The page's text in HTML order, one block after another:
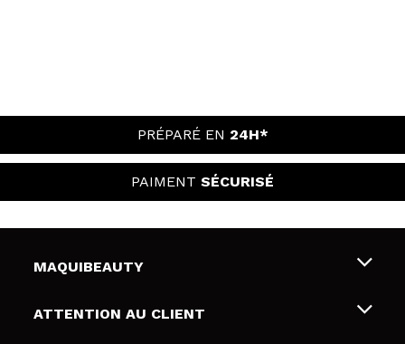
PRÉPARÉ EN 24H*
PAIMENT SÉCURISÉ
MAQUIBEAUTY
Qui sommes nous
ATTENTION AU CLIENT